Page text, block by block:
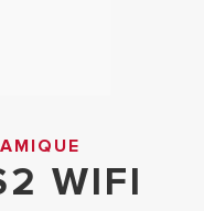
WIFI